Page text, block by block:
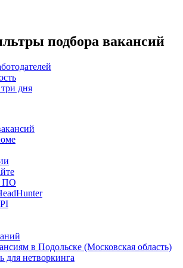
подбора вакансий
дня
ПО
в Подольске (Московская область)
для нетворкинга